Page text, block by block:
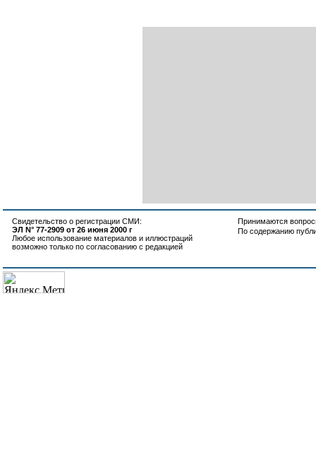
Свидетельство о регистрации СМИ:
ЭЛ N° 77-2909 от 26 июня 2000 г
Любое использование материалов и иллюстраций
возможно только по согласованию с редакцией
Принимаются
По содержанию